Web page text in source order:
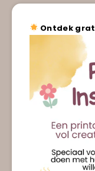
Ontdek